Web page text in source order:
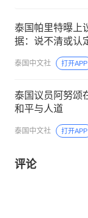
泰国帕里特曝上
据：说不清或认
泰国中文社 打开APP
泰国议员阿努颂
和平与人道
泰国中文社 打开APP
评论